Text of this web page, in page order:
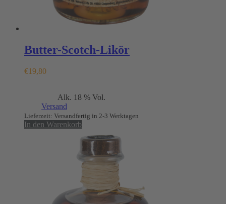
Butter-Scotch-Likör
€19,80
Alk. 18 % Vol.
Versand
Lieferzeit: Versandfertig in 2-3 Werktagen
In den Warenkorb